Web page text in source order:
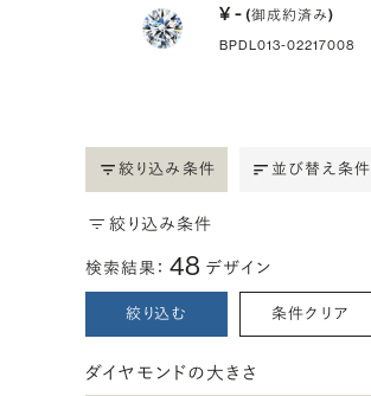
¥ - (御成約済み)
BPDL013-02217008
絞り込み条件 並び替え条件
絞り込み条件
検索結果： 48 デザイン
絞り込む 条件クリア
ダイヤモンドの大きさ